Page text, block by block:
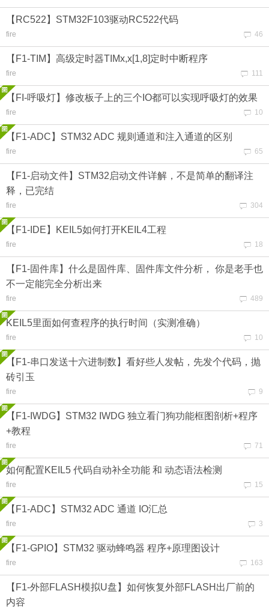
【RC522】STM32F103驱动RC522代码
fire 46
【F1-TIM】高级定时器TIMx,x[1,8]定时中断程序
fire 111
【FI-呼吸灯】修改板子上的三个IO都可以实现呼吸灯的效果
fire 10
【F1-ADC】STM32 ADC 规则通道和注入通道的区别
fire 65
【F1-启动文件】STM32启动文件详解，不是简单的翻译注
释，已完结
fire 304
【F1-IDE】KEIL5如何打开KEIL4工程
fire 18
【F1-固件库】什么是固件库、固件库文件分析， 你是老手也
不一定能完全分析出来
fire 489
KEIL5里面如何查程序的执行时间（实测准确）
fire 10
【F1-串口发送十六进制数】看好些人发帖，先发个代码，抛
砖引玉
fire 9
【F1-IWDG】STM32 IWDG 独立看门狗功能框图剖析+程序
+教程
fire 71
如何配置KEIL5 代码自动补全功能 和 动态语法检测
fire 15
【F1-ADC】STM32 ADC 通道 IO汇总
fire 3
【F1-GPIO】STM32 驱动蜂鸣器 程序+原理图设计
fire 163
【F1-外部FLASH模拟U盘】如何恢复外部FLASH出厂前的
内容